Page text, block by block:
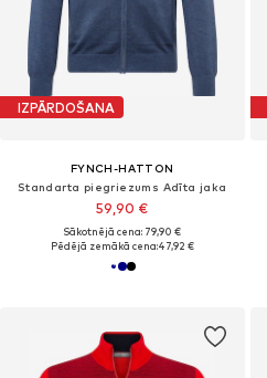
IZPĀRDOŠANA
FYNCH-HATTON
Standarta piegriezums Adīta jaka
59,90 €
Sākotnējā cena: 79,90 €
Pēdējā zemākā cena:47,92 €